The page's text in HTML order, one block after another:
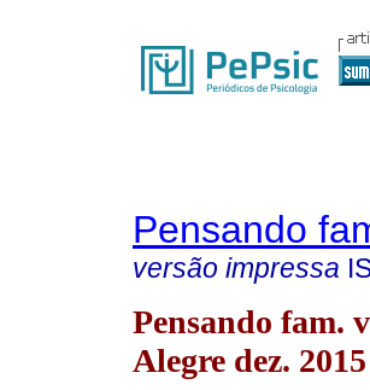
Pensando
versão impressa
Pensando fam.
Alegre dez. 2015